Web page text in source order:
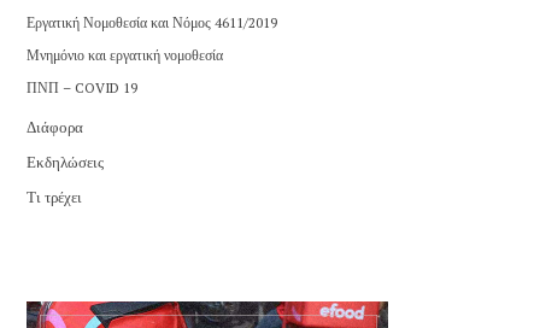
Εργατική Νομοθεσία και Νόμος 4611/2019
Μνημόνιο και εργατική νομοθεσία
ΠΝΠ – COVID 19
Διάφορα
Εκδηλώσεις
Τι τρέχει